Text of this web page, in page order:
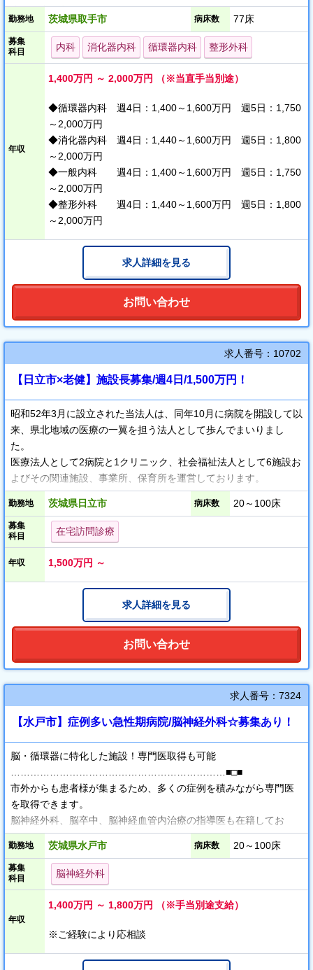
療にも力を入れております。
‥‥‥‥‥‥ ★★ 近年、新築移転した大変きれいな病院です
★★‥‥‥‥‥‥
＊ 通勤便利！東京上野まで電車で40分（始発駅）
＊ 住みやすさ◎！近隣にスーパー・飲食店・公園・医師進学有名
勤務地 茨城県取手市 病床数 77床
募集
科目
内科 消化器内科 循環器内科 整形外科
年収
1,400万円 ～ 2,000万円 （※当直手当別途）
◆循環器内科 週4日：1,400～1,600万円 週5日：1,750
～2,000万円
◆消化器内科 週4日：1,440～1,600万円 週5日：1,800
～2,000万円
◆一般内科 週4日：1,400～1,600万円 週5日：1,750
～2,000万円
◆整形外科 週4日：1,440～1,600万円 週5日：1,800
～2,000万円
求人詳細を見る
お問い合わせ
求人番号：10702
【日立市×老健】施設長募集/週4日/1,500万円！
昭和52年3月に設立された当法人は、同年10月に病院を開設して以
来、県北地域の医療の一翼を担う法人として歩んでまいりまし
た。
医療法人として2病院と1クリニック、社会福祉法人として6施設お
よびその関連施設、事業所、保育所を運営しております。
現在は在宅強化型で、今後は超強化型を目指されておりますの
で、
加算のための講習などにご協力いただける方、歓迎でございま
す。
勤務地 茨城県日立市 病床数 20～100床
募集
科目
在宅訪問診療
年収 1,500万円 ～
求人詳細を見る
お問い合わせ
求人番号：7324
【水戸市】症例多い急性期病院/脳神経外科☆募集あり！
脳・循環器に特化した施設！専門医取得も可能
…………………………………………………………■□■
市外からも患者様が集まるため、多くの症例を積みながら専門医
を取得できます。
脳神経外科、脳卒中、脳神経血管内治療の指導医も在籍してお
り、
専門医試験前1ヶ月には勉強に集中できるよう、【勤務を免除】す
る制度もございます！
医局内の雰囲気良◎ 相談しやすい環境です！
…………………………………………………………■□■
現職医師の出身大学は様々で、他科の先生とも相談・勉強しやす
ほとんどが専門医を持っており、全科目の医師で情報を共有し、
勤務地 茨城県水戸市 病床数 20～100床
募集
科目
脳神経外科
年収
1,400万円 ～ 1,800万円 （※手当別途支給）
※ご経験により応相談